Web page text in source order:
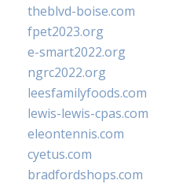
theblvd-boise.com
fpet2023.org
e-smart2022.org
ngrc2022.org
leesfamilyfoods.com
lewis-lewis-cpas.com
eleontennis.com
cyetus.com
bradfordshops.com